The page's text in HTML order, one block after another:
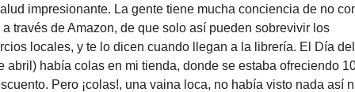
impresionante. La gente tiene mucha conciencia de no
través de Amazon, de que solo así pueden sobrevivir los
locales, y te lo dicen cuando llegan a la librería. El Día
abril) había colas en mi tienda, donde se estaba ofreciendo
Pero ¡colas!, una vaina loca, no había visto nada así